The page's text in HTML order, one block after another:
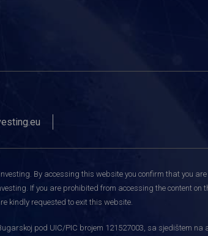
By accessing this website you confirm that you
If you are prohibited from accessing the content
kindly requested to exit this website.
pod UIC/PIC brojem 121527003, sa sjedištem